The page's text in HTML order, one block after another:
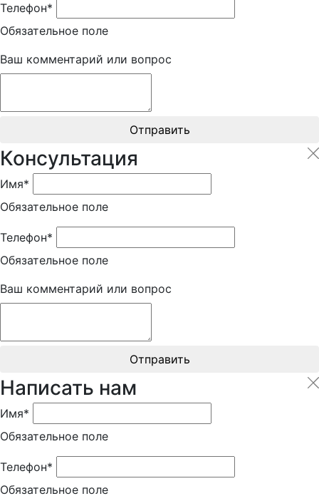
Телефон*
Обязательное поле
Ваш комментарий или вопрос
Отправить
Консультация
Имя*
Обязательное поле
Телефон*
Обязательное поле
Ваш комментарий или вопрос
Отправить
Написать нам
Имя*
Обязательное поле
Телефон*
Обязательное поле